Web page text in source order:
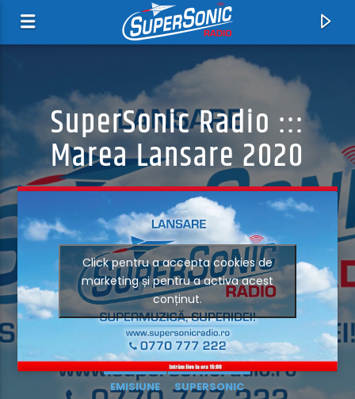
Maybe He'll Know
Cindy Lauper
Acum
SuperSonic Radio :::
Marea Lansare 2020
Click pentru a accepta cookies de
marketing și pentru a activa acest
conținut.
EMISIUNE SUPERSONIC